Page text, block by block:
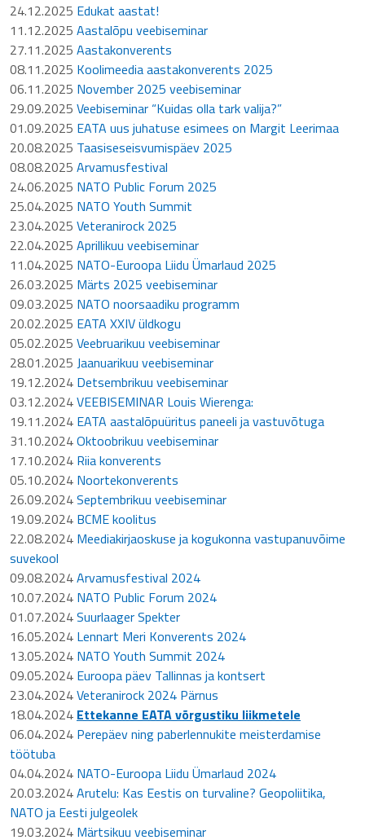
24.12.2025 Edukat aastat!
11.12.2025 Aastalõpu veebiseminar
27.11.2025 Aastakonverents
08.11.2025 Koolimeedia aastakonverents 2025
06.11.2025 November 2025 veebiseminar
29.09.2025 Veebiseminar “Kuidas olla tark valija?”
01.09.2025 EATA uus juhatuse esimees on Margit Leerimaa
20.08.2025 Taasiseseisvumispäev 2025
08.08.2025 Arvamusfestival
24.06.2025 NATO Public Forum 2025
25.04.2025 NATO Youth Summit
23.04.2025 Veteranirock 2025
22.04.2025 Aprillikuu veebiseminar
11.04.2025 NATO-Euroopa Liidu Ümarlaud 2025
26.03.2025 Märts 2025 veebiseminar
09.03.2025 NATO noorsaadiku programm
20.02.2025 EATA XXIV üldkogu
05.02.2025 Veebruarikuu veebiseminar
28.01.2025 Jaanuarikuu veebiseminar
19.12.2024 Detsembrikuu veebiseminar
03.12.2024VEEBISEMINAR Louis Wierenga:
19.11.2024 EATA aastalõpuüritus paneeli ja vastuvõtuga
31.10.2024Oktoobrikuu veebiseminar
17.10.2024 Riia konverents
05.10.2024 Noortekonverents
26.09.2024Septembrikuu veebiseminar
19.09.2024 BCME koolitus
22.08.2024 Meediakirjaoskuse ja kogukonna vastupanuvõime
suvekool
09.08.2024Arvamusfestival 2024
10.07.2024 NATO Public Forum 2024
01.07.2024Suurlaager Spekter
16.05.2024 Lennart Meri Konverents 2024
13.05.2024 NATO Youth Summit 2024
09.05.2024 Euroopa päev Tallinnas ja kontsert
23.04.2024Veteranirock 2024 Pärnus
18.04.2024 Ettekanne EATA võrgustiku liikmetele
06.04.2024 Perepäev ning paberlennukite meisterdamise
töötuba
04.04.2024 NATO-Euroopa Liidu Ümarlaud 2024
20.03.2024Arutelu: Kas Eestis on turvaline? Geopoliitika,
NATO ja Eesti julgeolek
19.03.2024 Märtsikuu veebiseminar